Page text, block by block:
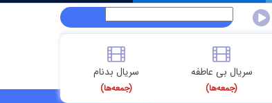
سریال بی عاطفه
(جمعه‌ها)
سریال بدنام
(جمعه‌ها)